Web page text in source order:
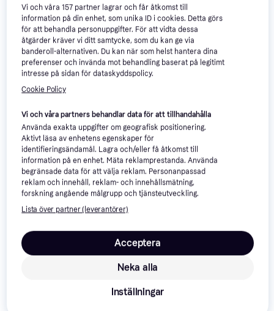
Normann Copenhagen Notch
Pinewood Sängram
180x200cm
Dubbelsäng, Höjd: 33cm, Färg:
Natur
4 946 kr
5 butiker
IKEA Norrsele Vit 105x200
cm Bäddmadrass
1 295 kr
Sängar & Madrasser: 3 saker att
överväga innan du köper
Välj rätt fasthet
Att välja rätt fasthet på din madrass kan göra
som är för mjuk kan leda till ryggont, medan
en som är för hård kan orsaka obehag och
Tänk på din sovställning
du sover på sidan kan en mjukare madrass
vara bättre, medan rygg- eller magsovare
Innan du köper en ny säng eller madrass,
för att säkerställa att du har
sängen ska placeras i rummet och om det
Jämför material och konstruktion
och konstruktioner, vilket påverkar både
Vi och våra157 partner lagrar och får åtkomst till
information på din enhet, som unika ID i cookies. Detta görs
för att behandla personuppgifter. För att vidta dessa
åtgärder kräver vi ditt samtycke, som du kan ge via
banderoll-alternativen. Du kan när som helst hantera dina
preferenser och invända mot behandling baserat på legitimt
intresse på sidan för dataskyddspolicy.
Cookie Policy
Vi och våra partners behandlar data för att tillhandahålla
Använda exakta uppgifter om geografisk positionering.
Aktivt läsa av enhetens egenskaper för
identifieringsändamål. Lagra och/eller få åtkomst till
information på en enhet. Mäta reklamprestanda. Använda
begränsade data för att välja reklam. Personanpassad
reklam och innehåll, reklam- och innehållsmätning,
forskning angående målgrupp och tjänsteutveckling.
Lista över partner (leverantörer)
Neka alla
Acceptera
Inställningar